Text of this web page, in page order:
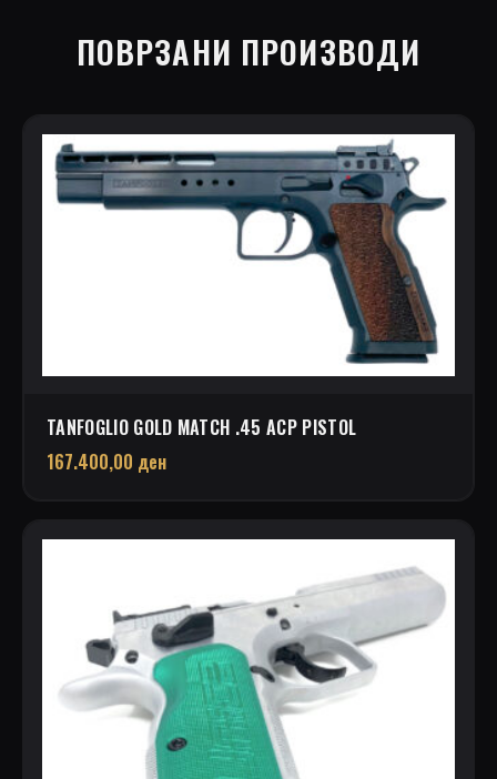
ПОВРЗАНИ ПРОИЗВОДИ
TANFOGLIO GOLD MATCH .45 ACP PISTOL
167.400,00 ден